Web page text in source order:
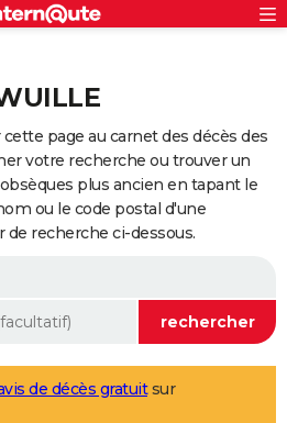
page au carnet des décès des
votre recherche ou trouver un
plus ancien en tapant le
ou le code postal d'une
recherche ci-dessous.
de décès gratuitsur